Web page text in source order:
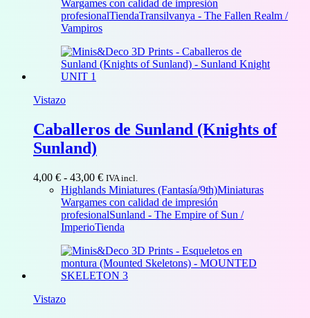
precios:
desde
34,00 €
Wargames con calidad de impresión
profesionalTiendaTransilvanya - The Fallen Realm /
Vampiros
Vistazo
Caballeros de Sunland (Knights of
Sunland)
4,00 € - 43,00 €Rango
de
precios:
desde
4,00 €
43,00 €
IVA incl.
Highlands Miniatures (Fantasía/9th)Miniaturas
Wargames con calidad de impresión
profesionalSunland - The Empire of Sun /
ImperioTienda
Vistazo